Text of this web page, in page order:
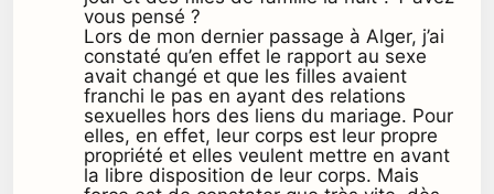
vous pensé ?
Lors de mon dernier passage à Alger, j’ai
constaté qu’en effet le rapport au sexe
avait changé et que les filles avaient
franchi le pas en ayant des relations
sexuelles hors des liens du mariage. Pour
elles, en effet, leur corps est leur propre
propriété et elles veulent mettre en avant
la libre disposition de leur corps. Mais